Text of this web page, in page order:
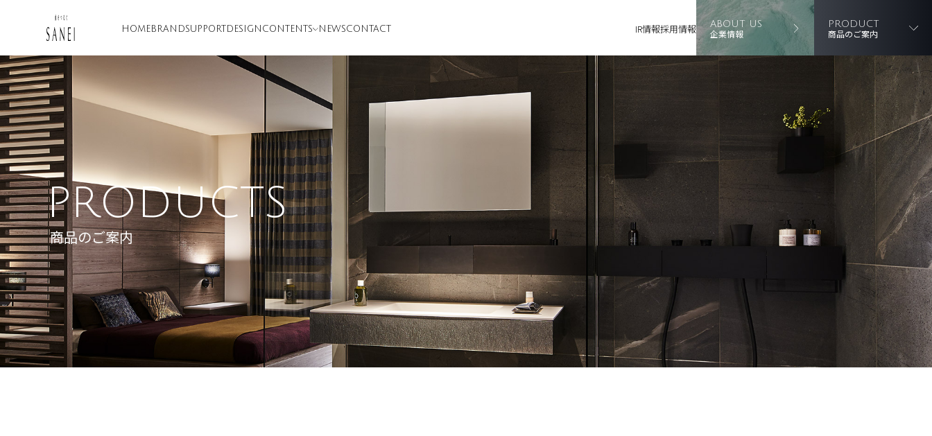
HOME BRANDSUPPORT DESIGN CONTENTS NEWSCONTACT IR情報採用情報 ABOUT US
企業情報
PRODUCT
商品のご案内
PRODUCTS
商品のご案内